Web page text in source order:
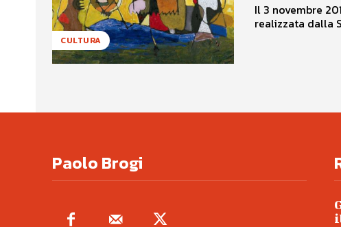
CULTURA
Il 3 novembre
realizzata dalla
Paolo Brogi